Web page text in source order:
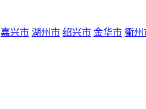
嘉兴市 湖州市 绍兴市 金华市 衢州